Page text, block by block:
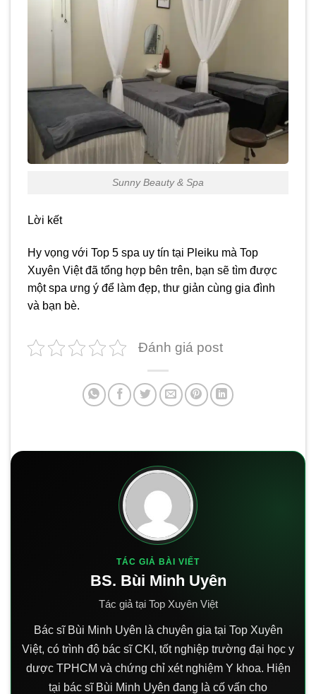
Sunny Beauty & Spa
Lời kết
Hy vọng với Top 5 spa uy tín tại Pleiku mà Top
Xuyên Việt đã tổng hợp bên trên, bạn sẽ tìm được
một spa ưng ý để làm đẹp, thư giản cùng gia đình
và bạn bè.
Đánh giá post
TÁC GIẢ BÀI VIẾT
BS. Bùi Minh Uyên
Tác giả tại Top Xuyên Việt
Bác sĩ Bùi Minh Uyên là chuyên gia tại Top Xuyên
Việt, có trình độ bác sĩ CKI, tốt nghiệp trường đại học y
dược TPHCM và chứng chỉ xét nghiệm Y khoa. Hiện
tại bác sĩ Bùi Minh Uyên đang là cố vấn cho